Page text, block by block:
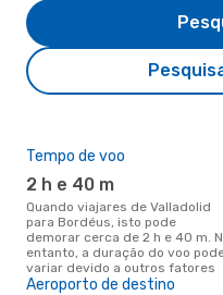
Tempo de voo
2 h e 40 m
Quando viajares de Valladolid
para Bordéus, isto pode
demorar cerca de 2 h e 40 m.
entanto, a duração do voo
variar devido a outros fatores
Aeroporto de destino